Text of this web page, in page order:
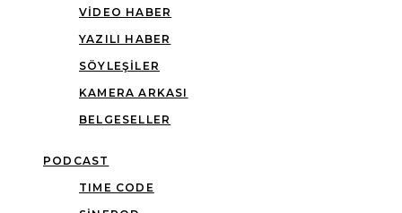
VIDEO HABER
YAZILI HABER
SÖYLEŞILER
KAMERA ARKASI
BELGESELLER
PODCAST
TIME CODE